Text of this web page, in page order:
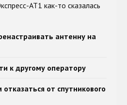
АТ1 как-то сказалась
антенну на
к другому оператору
от спутникового